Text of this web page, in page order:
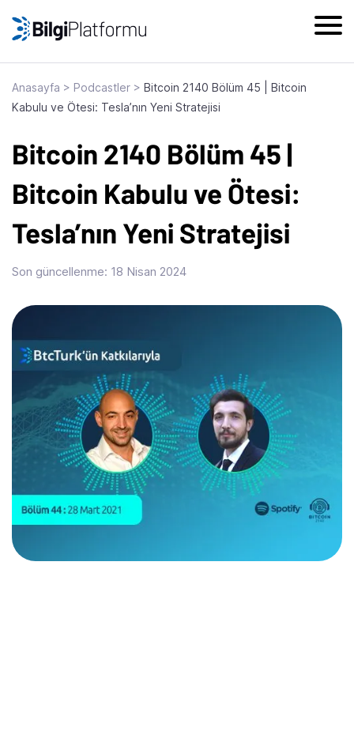
Anasayfa > Podcastler > Bitcoin 2140 Bölüm 45 | Bitcoin
Kabulu ve Ötesi: Tesla’nın Yeni Stratejisi
Bitcoin 2140 Bölüm 45 |
Bitcoin Kabulu ve Ötesi:
Tesla’nın Yeni Stratejisi
Son güncellenme: 18 Nisan 2024